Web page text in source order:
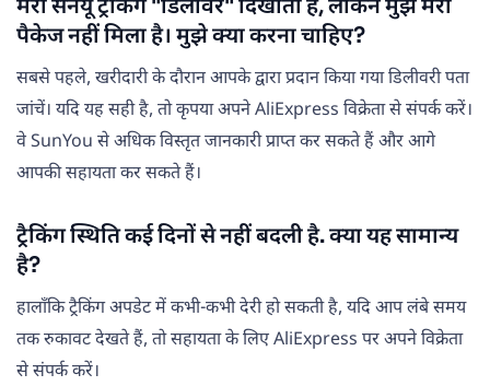
मेरी सनयू ट्रैकिंग "डिलीवर" दिखाती है, लेकिन मुझे मेरा
पैकेज नहीं मिला है। मुझे क्या करना चाहिए?
सबसे पहले, खरीदारी के दौरान आपके द्वारा प्रदान किया गया डिलीवरी पता
जांचें। यदि यह सही है, तो कृपया अपने AliExpress विक्रेता से संपर्क करें।
वे SunYou से अधिक विस्तृत जानकारी प्राप्त कर सकते हैं और आगे
आपकी सहायता कर सकते हैं।
ट्रैकिंग स्थिति कई दिनों से नहीं बदली है. क्या यह सामान्य
है?
हालाँकि ट्रैकिंग अपडेट में कभी-कभी देरी हो सकती है, यदि आप लंबे समय
तक रुकावट देखते हैं, तो सहायता के लिए AliExpress पर अपने विक्रेता
से संपर्क करें।